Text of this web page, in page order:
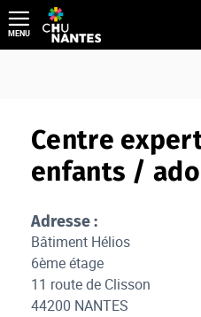
Aller
au
contenu
MENU
Centre
enfants /
Adresse :
Bâtiment Hélios
6ème étage
11 route de Clisson
44200 NANTES